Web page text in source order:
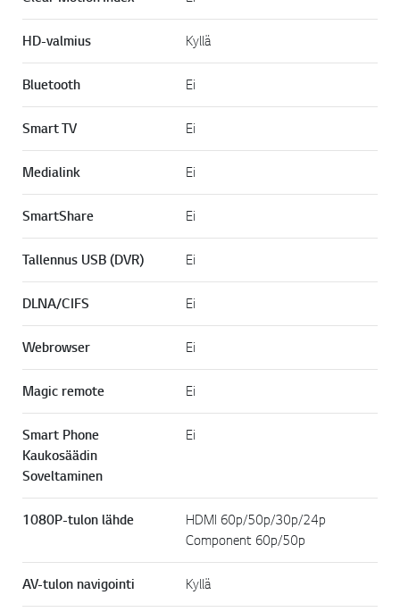
HD-valmius Kyllä
Bluetooth Ei
Smart TV Ei
Medialink Ei
SmartShare Ei
Tallennus USB (DVR) Ei
DLNA/CIFS Ei
Webrowser Ei
Magic remote Ei
Smart Phone
Kaukosäädin
Soveltaminen
Ei
1080P-tulon lähde
HDMI 60p/50p/30p/24p
Component 60p/50p
AV-tulon navigointi Kyllä